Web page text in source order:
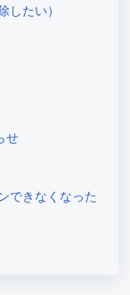
たい）
せ
できなくなった